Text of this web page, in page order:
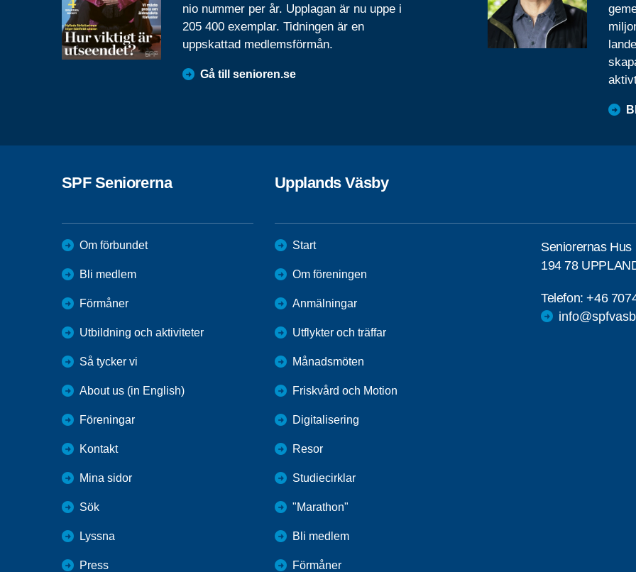
nio nummer per år. Upplagan är nu uppe i
205 400 exemplar. Tidningen är en
uppskattad medlemsförmån.
Gå till senioren.se
SPF Seniorerna
Om förbundet
Bli medlem
Förmåner
Utbildning och aktiviteter
Så tycker vi
About us (in English)
Föreningar
Kontakt
Mina sidor
Sök
Lyssna
Press
Upplands Väsby
Start
Om föreningen
Anmälningar
Utflykter och träffar
Månadsmöten
Friskvård och Motion
Digitalisering
Resor
Studiecirklar
"Marathon"
Bli medlem
Förmåner
Seniorernas
194 78
Telefon:+46